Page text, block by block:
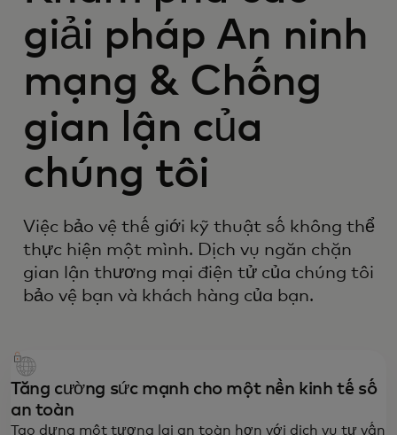
giải pháp An ninh
mạng & Chống
gian lận của
chúng tôi
Việc bảo vệ thế giới kỹ thuật số không thể
thực hiện một mình. Dịch vụ ngăn chặn
gian lận thương mại điện tử của chúng tôi
bảo vệ bạn và khách hàng của bạn.
Tăng cường sức mạnh cho một nền kinh tế số
an toàn
Tạo dựng một tương lai an toàn hơn với dịch vụ tư vấn